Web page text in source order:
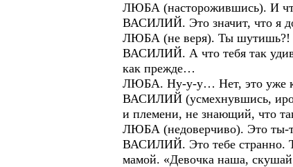
ЛЮБА (насторожившись). И
ВАСИЛИЙ. Это значит, что я
ЛЮБА (не веря). Ты шутишь?!
ВАСИЛИЙ. А что тебя так
как прежде…
ЛЮБА. Ну-у-у… Нет, это уже
ВАСИЛИЙ (усмехнувшись,
и племени, не знающий, что
ЛЮБА (недоверчиво). Это ты-
ВАСИЛИЙ. Это тебе странно.
мамой. «Девочка наша, скушай